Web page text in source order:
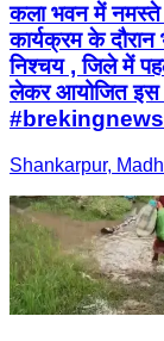
कला भवन में नमस्ते
कार्यक्रम के
निश्चय , जिले में
लेकर आयोजित इस
Shankarpur,